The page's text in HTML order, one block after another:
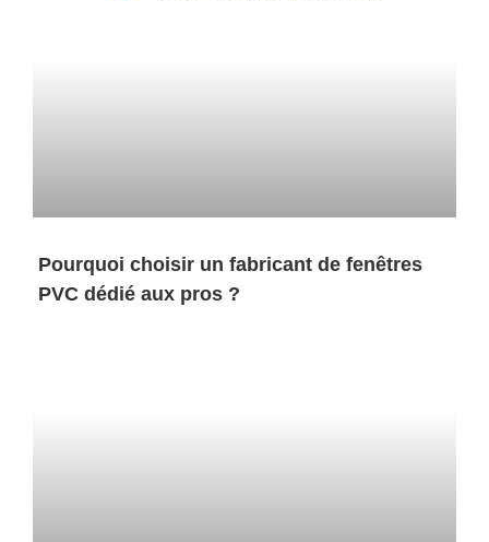
Pourquoi choisir un fabricant de fenêtres
PVC dédié aux pros ?